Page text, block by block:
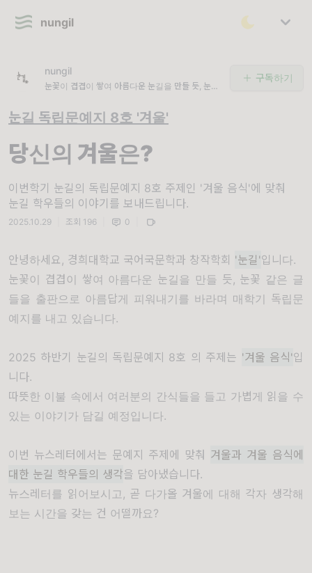
nungil
nungil
눈꽃이 겹겹이 쌓여 아름다운 눈길을 만들 듯, 눈꽃
구독하기
눈길 독립문예지 8호 '겨울'
당신의 겨울은?
이번학기 눈길의 독립문예지 8호 주제인 '겨울 음식'에 맞춰
눈길 학우들의 이야기를 보내드립니다.
2025.10.29 조회 196 0
안녕하세요, 경희대학교 국어국문학과 창작학회 '눈길'입니다.
눈꽃이 겹겹이 쌓여 아름다운 눈길을 만들 듯, 눈꽃 같은 글
들을 출판으로 아름답게 피워내기를 바라며 매학기 독립문
예지를 내고 있습니다.
2025 하반기 눈길의 독립문예지 8호 의 주제는 '겨울 음식'입
니다.
따뜻한 이불 속에서 여러분의 간식들을 들고 가볍게 읽을 수
있는 이야기가 담길 예정입니다.
이번 뉴스레터에서는 문예지 주제에 맞춰 겨울과 겨울 음식에
대한 눈길 학우들의 생각을 담아냈습니다.
뉴스레터를 읽어보시고, 곧 다가올 겨울에 대해 각자 생각해
보는 시간을 갖는 건 어떨까요?